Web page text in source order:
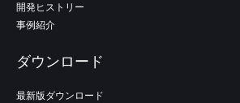
開発ヒストリー
事例紹介
ダウンロード
最新版ダウンロード